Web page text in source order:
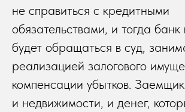
не справиться с кредитными
обязательствами, и тогда
будет обращаться в суд,
реализацией залогового
компенсации убытков.
и недвижимости, и денег,